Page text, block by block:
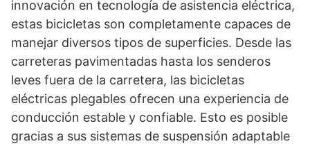
innovación en tecnología de asistencia eléctrica,
estas bicicletas son completamente capaces de
manejar diversos tipos de superficies. Desde las
carreteras pavimentadas hasta los senderos
leves fuera de la carretera, las bicicletas
eléctricas plegables ofrecen una experiencia de
conducción estable y confiable. Esto es posible
gracias a sus sistemas de suspensión adaptable